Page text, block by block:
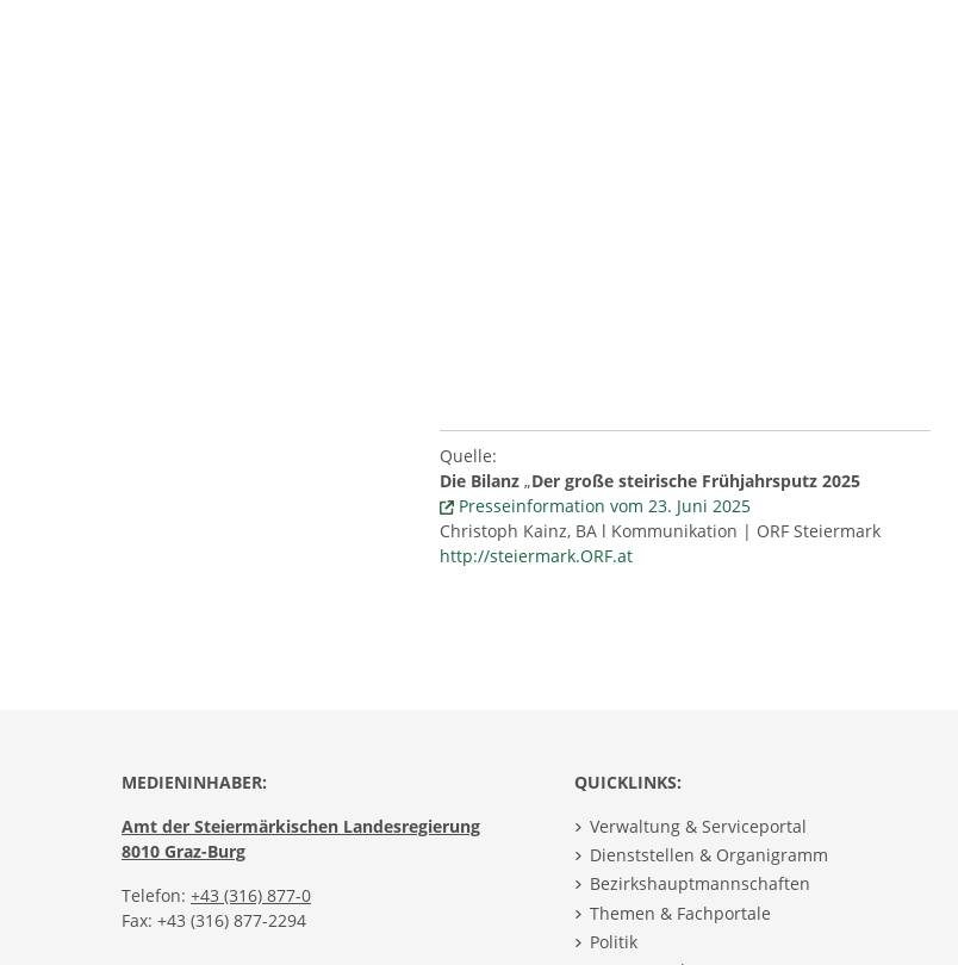
Quelle:
Die Bilanz „Der große steirische Frühjahrsputz 2025
Presseinformation vom 23. Juni 2025
Christoph Kainz, BA l Kommunikation | ORF Steiermark
http://steiermark.ORF.at
MEDIENINHABER:
Amt der Steiermärkischen Landesregierung
8010 Graz-Burg
Telefon: +43 (316) 877-0
Fax: +43 (316) 877-2294
QUICKLINKS:
Verwaltung & Serviceportal
Dienststellen & Organigramm
Bezirkshauptmannschaften
Themen & Fachportale
Politik